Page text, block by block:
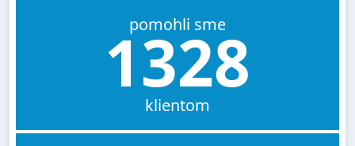
pomohli sme
1328
klientom